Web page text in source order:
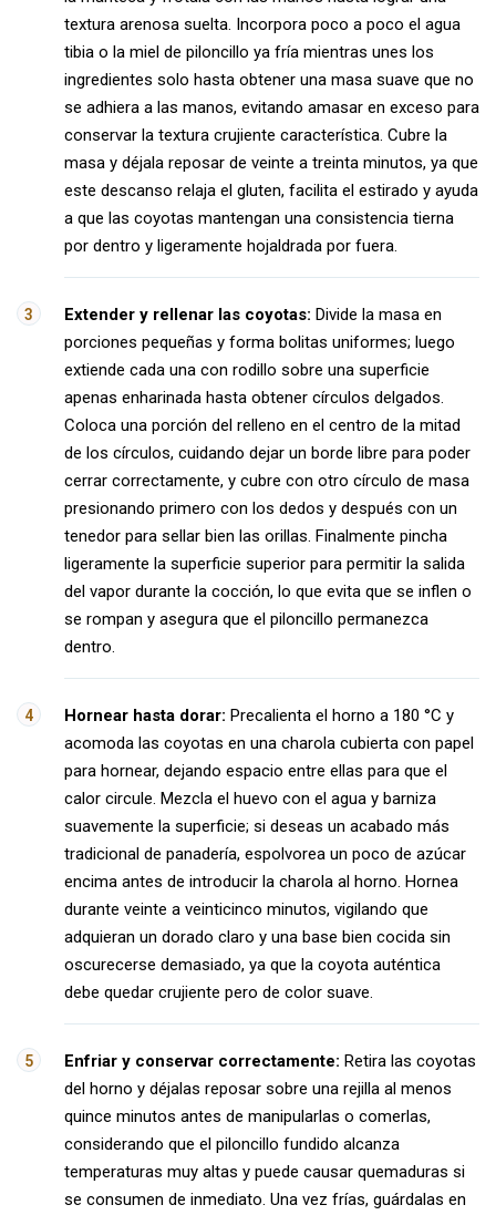
textura arenosa suelta. Incorpora poco a poco el agua
tibia o la miel de piloncillo ya fría mientras unes los
ingredientes solo hasta obtener una masa suave que no
se adhiera a las manos, evitando amasar en exceso para
conservar la textura crujiente característica. Cubre la
masa y déjala reposar de veinte a treinta minutos, ya que
este descanso relaja el gluten, facilita el estirado y ayuda
a que las coyotas mantengan una consistencia tierna
por dentro y ligeramente hojaldrada por fuera.
Extender y rellenar las coyotas: Divide la masa en
porciones pequeñas y forma bolitas uniformes; luego
extiende cada una con rodillo sobre una superficie
apenas enharinada hasta obtener círculos delgados.
Coloca una porción del relleno en el centro de la mitad
de los círculos, cuidando dejar un borde libre para poder
cerrar correctamente, y cubre con otro círculo de masa
presionando primero con los dedos y después con un
tenedor para sellar bien las orillas. Finalmente pincha
ligeramente la superficie superior para permitir la salida
del vapor durante la cocción, lo que evita que se inflen o
se rompan y asegura que el piloncillo permanezca
dentro.
Hornear hasta dorar: Precalienta el horno a 180 °C y
acomoda las coyotas en una charola cubierta con papel
para hornear, dejando espacio entre ellas para que el
calor circule. Mezcla el huevo con el agua y barniza
suavemente la superficie; si deseas un acabado más
tradicional de panadería, espolvorea un poco de azúcar
encima antes de introducir la charola al horno. Hornea
durante veinte a veinticinco minutos, vigilando que
adquieran un dorado claro y una base bien cocida sin
oscurecerse demasiado, ya que la coyota auténtica
debe quedar crujiente pero de color suave.
Enfriar y conservar correctamente: Retira las coyotas
del horno y déjalas reposar sobre una rejilla al menos
quince minutos antes de manipularlas o comerlas,
considerando que el piloncillo fundido alcanza
temperaturas muy altas y puede causar quemaduras si
se consumen de inmediato. Una vez frías, guárdalas en